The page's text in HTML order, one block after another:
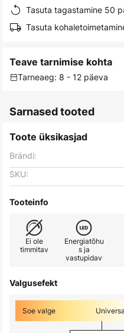
Tasuta tagastamine 50
Tasuta
Teave tarnimise kohta
Tarneaeg: 8 - 12 päeva
Sarnased tooted
Toote üksikasjad
Brändi:
SKU:
Tooteinfo
Ei ole
timmitav
Energiatõhu
s ja
vastupidav
Valgusefekt
Soe valge